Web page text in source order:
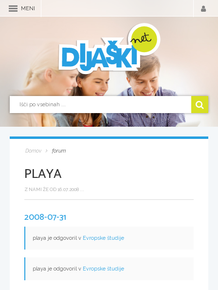
MENI
Domov forum
PLAYA
Z NAMI ŽE OD 16.07.2008 ...
2008-07-31
playa je odgovoril v Evropske študije
playa je odgovoril v Evropske študije